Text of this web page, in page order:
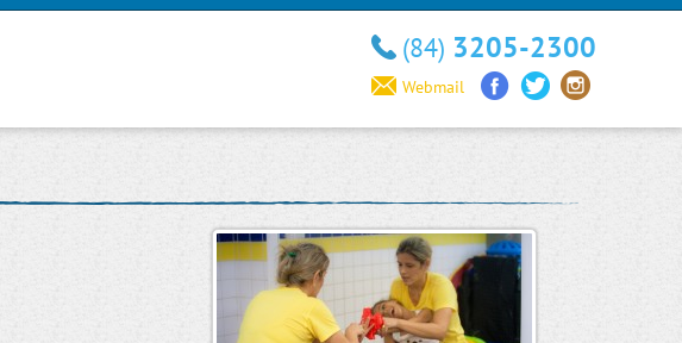
(84) 3205-2300
Webmail